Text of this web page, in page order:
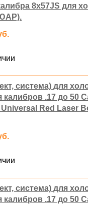
8x57JS для
система) для
калибров .17 до 50
Red Laser
система) для
.17 до 50